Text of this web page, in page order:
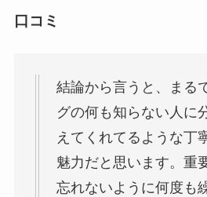
口コミ
結論から言うと、まる
グの何も知らない人に
えてくれてるような丁
魅力だと思います。重
忘れないように何度も